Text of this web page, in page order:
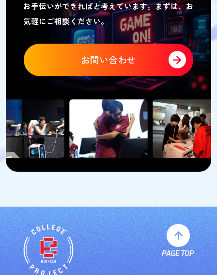
お手伝いができればと考えています。まずは、お
気軽にご相談ください。
お問い合わせ
PAGE TOP